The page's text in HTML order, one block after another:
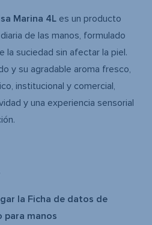
Marina 4L es un producto
de las manos, formulado
la suciedad sin afectar la piel.
y su agradable aroma fresco,
institucional y comercial,
y una experiencia sensorial
la Ficha de datos de
para manos